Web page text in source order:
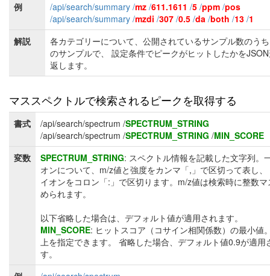
例
/api/search/summary /mz /611.1611 /5 /ppm /pos
/api/search/summary /mzdi /307 /0.5 /da /both /13 /1
解説
各カテゴリーについて、公開されているサンプル数のう
のサンプルで、 設定条件でピークがヒットしたかを
返します。
マススペクトルで検索されるピークを取得する
書式 /api/search/spectrum /SPECTRUM_STRING
/api/search/spectrum /SPECTRUM_STRING /MIN_SCORE
変数
SPECTRUM_STRING: スペクトル情報を記載した文字列。
オンについて、m/z値と強度をカンマ「,」で区切って表し
イオンをコロン「:」で区切ります。m/z値は検索時に整数
められます。
以下省略した場合は、デフォルト値が適用されます。
MIN_SCORE: ヒットスコア（コサイン相関係数）の最小値
上を指定できます。 省略した場合、デフォルト値0.9が適用
す。